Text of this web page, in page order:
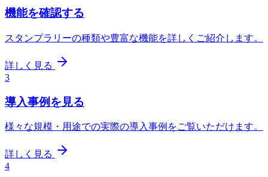
機能を確認する
スタンプラリーの種類や豊富な機能を詳しくご紹介します。
詳しく見る
3
導入事例を見る
様々な規模・用途での実際の導入事例をご覧いただけます。
詳しく見る
4